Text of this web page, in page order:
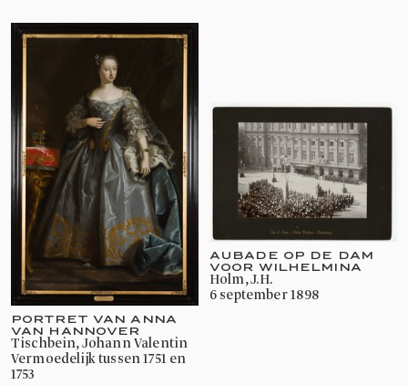
PORTRET VAN ANNA
VAN HANNOVER
Tischbein, Johann Valentin
vermoedelijk tussen 1751 en
1753
AUBADE OP DE DAM
VOOR WILHELMINA
Holm, J.H.
6 september 1898